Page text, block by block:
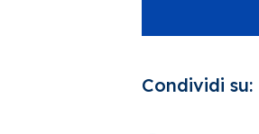
Condividi su: